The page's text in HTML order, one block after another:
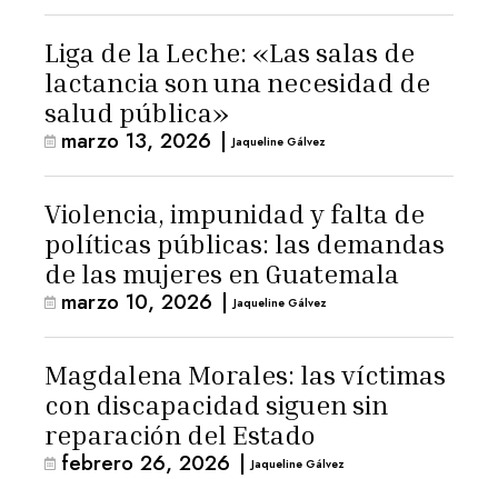
Liga de la Leche: «Las salas de
lactancia son una necesidad de
salud pública»
marzo 13, 2026 | Jaqueline Gálvez
Violencia, impunidad y falta de
políticas públicas: las demandas
de las mujeres en Guatemala
marzo 10, 2026 | Jaqueline Gálvez
Magdalena Morales: las víctimas
con discapacidad siguen sin
reparación del Estado
febrero 26, 2026 | Jaqueline Gálvez